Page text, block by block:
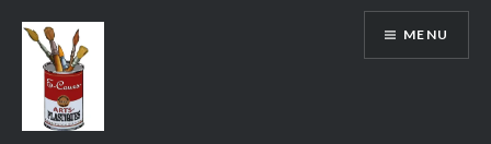
contenu
MENU